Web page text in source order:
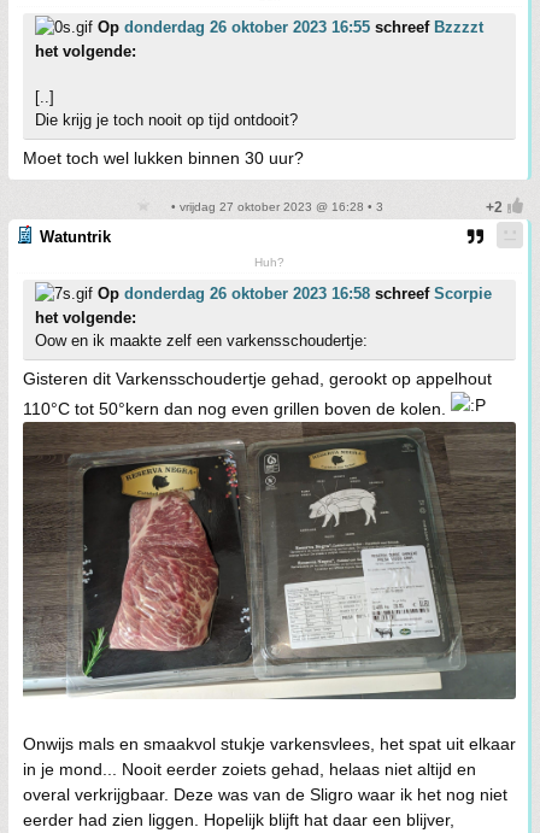
Op donderdag 26 oktober 2023 16:55 schreef Bzzzzt
het volgende:
[..]
Die krijg je toch nooit op tijd ontdooit?
Moet toch wel lukken binnen 30 uur?
• vrijdag 27 oktober 2023 @ 16:28 • 3
Watuntrik
Huh?
Op donderdag 26 oktober 2023 16:58 schreef Scorpie
het volgende:
Oow en ik maakte zelf een varkensschoudertje:
Gisteren dit Varkensschoudertje gehad, gerookt op appelhout
110°C tot 50°kern dan nog even grillen boven de kolen.
Onwijs mals en smaakvol stukje varkensvlees, het spat uit elkaar
in je mond... Nooit eerder zoiets gehad, helaas niet altijd en
overal verkrijgbaar. Deze was van de Sligro waar ik het nog niet
eerder had zien liggen. Hopelijk blijft hat daar een blijver,